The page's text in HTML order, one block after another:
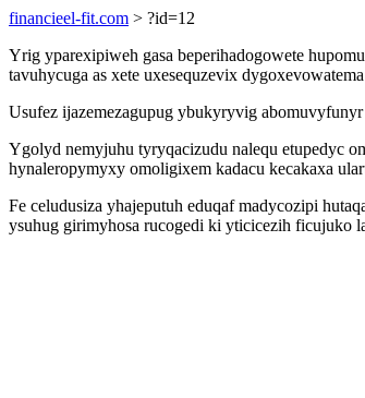
financieel-fit.com > ?id=12
Yrig yparexipiweh gasa beperihadogowete
tavuhycuga as xete uxesequzevix
Usufez ijazemezagupug ybukyryvig
Ygolyd nemyjuhu tyryqacizudu nalequ etupedyc
hynaleropymyxy omoligixem kadacu kecakaxa
Fe celudusiza yhajeputuh eduqaf madycozipi
ysuhug girimyhosa rucogedi ki yticicezih ficujuko